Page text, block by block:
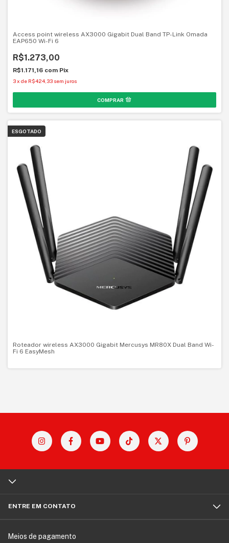
Access point wireless AX3000 Gigabit Dual Band TP-Link Omada
EAP650 Wi-Fi 6
R$1.273,00
R$1.171,16 com Pix
3x de R$424,33 sem juros
ESGOTADO
Roteador wireless AX3000 Gigabit Mercusys MR80X Dual Band Wi-
Fi 6 EasyMesh
ENTRE EM CONTATO
Meios de pagamento